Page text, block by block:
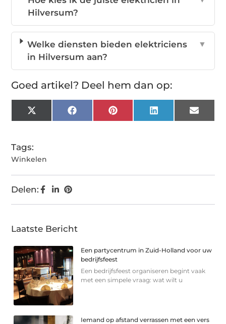
Hilversum?
Welke diensten bieden elektriciens
in Hilversum aan?
▼
Goed artikel? Deel hem dan op:
X
(Twitter)
FacebookPinterest LinkedIn Email
Tags:
Winkelen
Delen:
Laatste Bericht
Een partycentrum in Zuid-Holland voor uw
bedrijfsfeest
Een bedrijfsfeest organiseren begint vaak
met een simpele vraag: wat wilt u
Iemand op afstand verrassen met een vers